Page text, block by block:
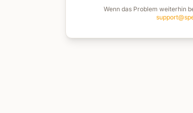
Wenn das Problem weiterhin